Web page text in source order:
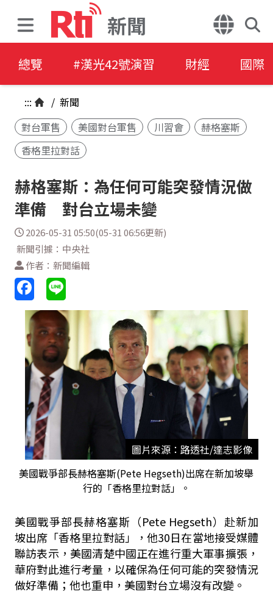
新聞
總覽 #漢光42號演習 財經 國際
::: / 新聞
對台軍售
美國對台軍售 川習會
赫格塞斯
香格里拉對話
赫格塞斯：為任何可能突發情況做
準備 對台立場未變
2026-05-31 05:50(05-31 06:56更新)
新聞引據：中央社
作者：新聞編輯
圖片來源：路透社/達志影像
美國戰爭部長赫格塞斯(Pete Hegseth)出席在新加坡舉
行的「香格里拉對話」。
美國戰爭部長赫格塞斯（Pete Hegseth）赴新加
坡出席「香格里拉對話」，他30日在當地接受媒體
聯訪表示，美國清楚中國正在進行重大軍事擴張，
華府對此進行考量，以確保為任何可能的突發情況
做好準備；他也重申，美國對台立場沒有改變。